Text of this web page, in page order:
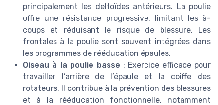
principalement les deltoïdes antérieurs. La poulie
offre une résistance progressive, limitant les à-
coups et réduisant le risque de blessure. Les
frontales à la poulie sont souvent intégrées dans
les programmes de rééducation épaules.
Oiseau à la poulie basse : Exercice efficace pour
travailler l’arrière de l’épaule et la coiffe des
rotateurs. Il contribue à la prévention des blessures
et à la rééducation fonctionnelle, notamment